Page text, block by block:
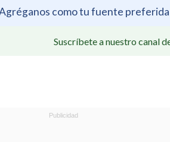
como tu fuente
Suscríbete a nuestro canal